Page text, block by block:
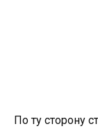
По ту сторону